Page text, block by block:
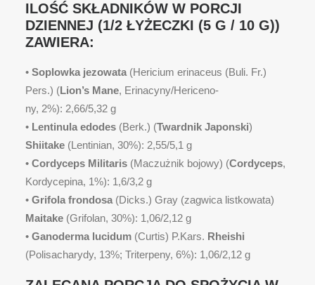
ILOŚĆ SKŁADNIKÓW W PORCJI
DZIENNEJ (1/2 ŁYŻECZKI (5 G / 10 G))
ZAWIERA:
• Soplowka jezowata (Hericium erinaceus (Buli. Fr.)
Pers.) (Lion’s Mane, Erinacyny/Hericeno-
ny, 2%): 2,66/5,32 g
• Lentinula edodes (Berk.) (Twardnik Japonski)
Shiitake (Lentinian, 30%): 2,55/5,1 g
• Cordyceps Militaris (Maczużnik bojowy) (Cordyceps,
Kordycepina, 1%): 1,6/3,2 g
• Grifola frondosa (Dicks.) Gray (zagwica listkowata)
Maitake (Grifolan, 30%): 1,06/2,12 g
• Ganoderma lucidum (Curtis) P.Kars. Rheishi
(Polisacharydy, 13%; Triterpeny, 6%): 1,06/2,12 g